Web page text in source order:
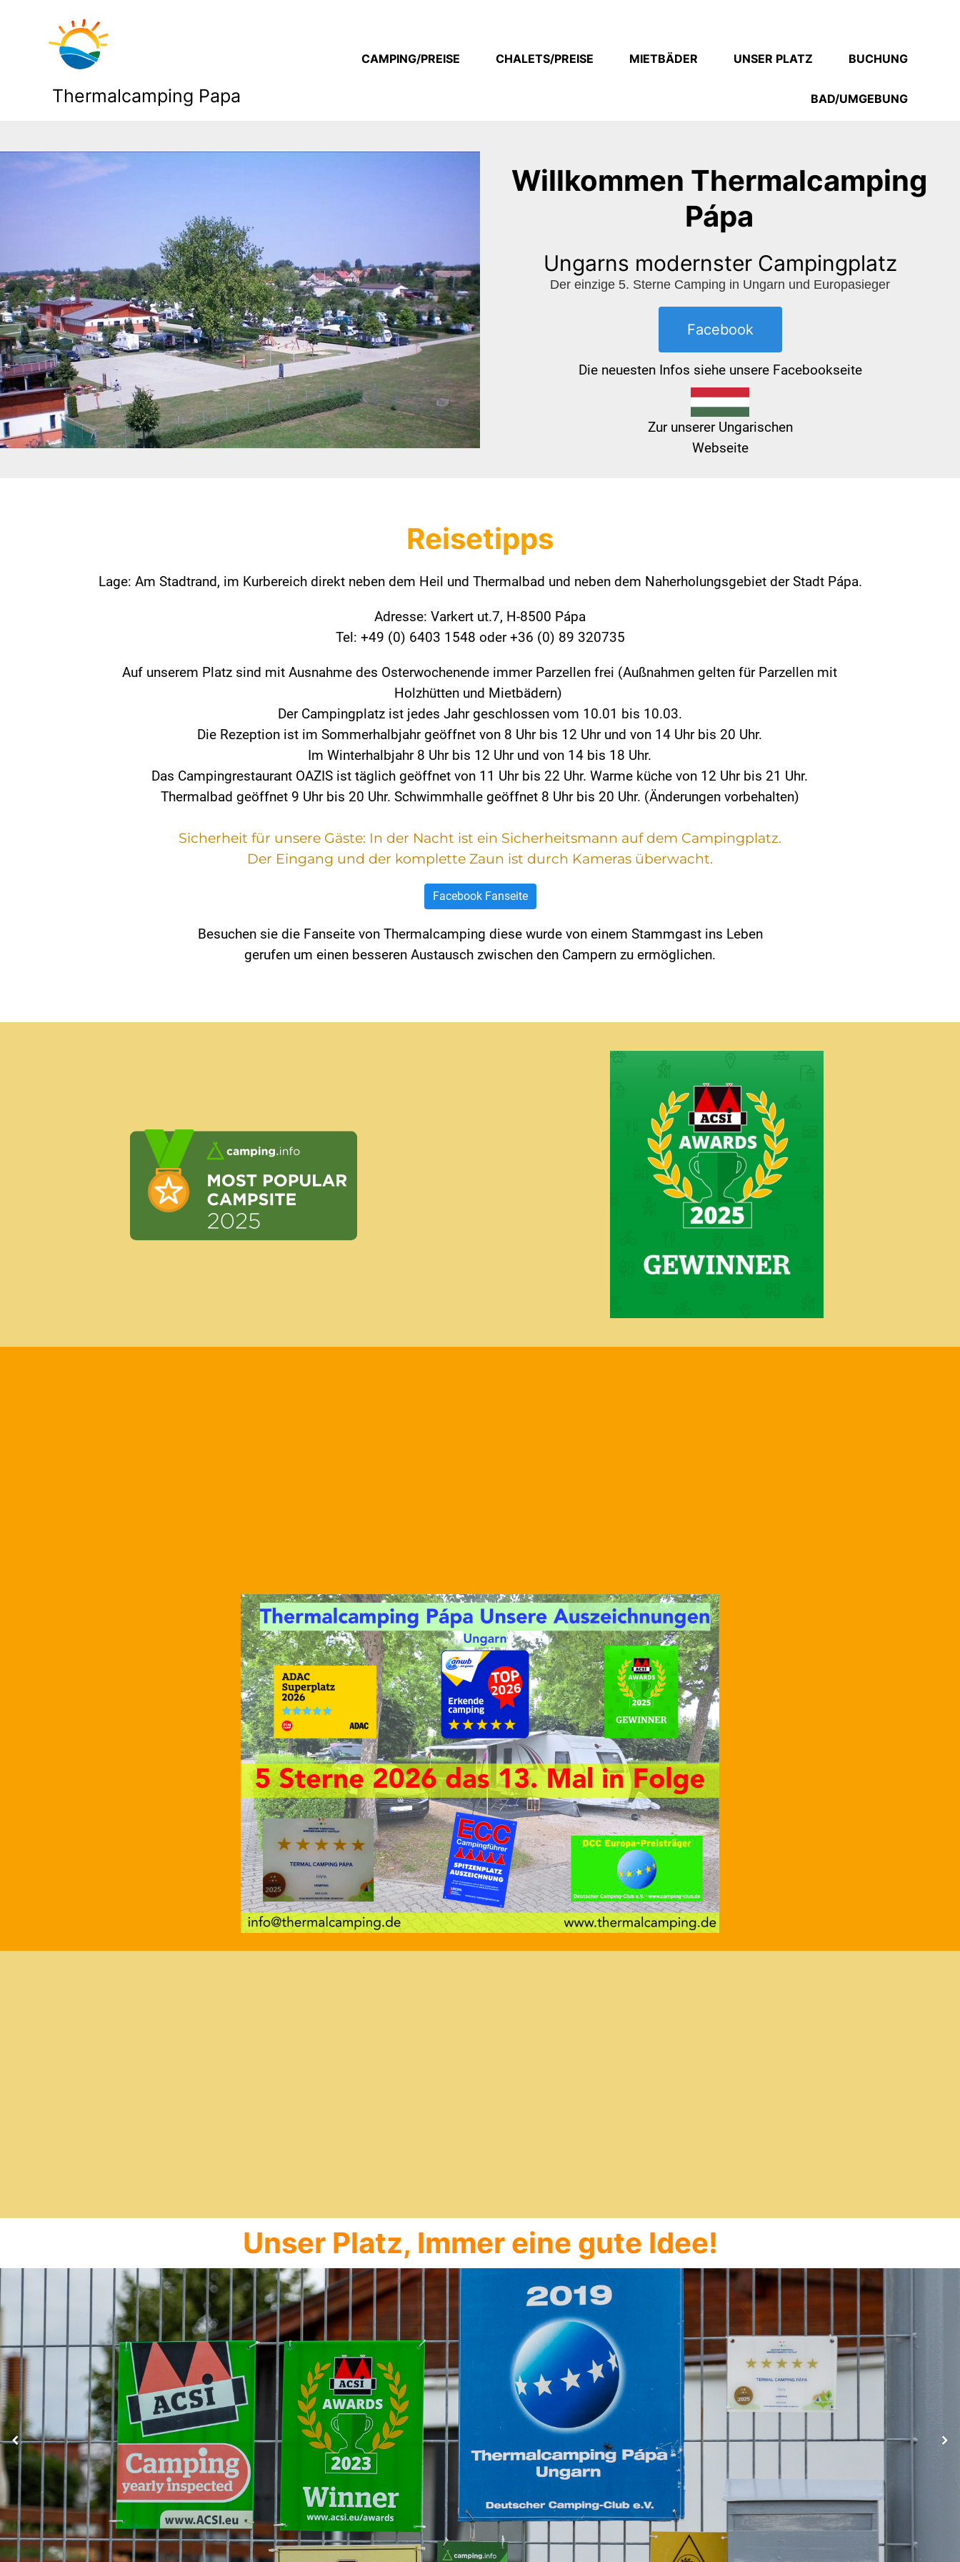
Thermalcamping Papa
CAMPING/PREISE CHALETS/PREISE MIETBÄDER UNSER PLATZ BUCHUNG
BAD/UMGEBUNG
Willkommen Thermalcamping
Pápa
Ungarns modernster Campingplatz
Der einzige 5. Sterne Camping in Ungarn und Europasieger
Facebook
Die neuesten Infos siehe unsere Facebookseite
Zur unserer Ungarischen
Webseite
Reisetipps
Lage: Am Stadtrand, im Kurbereich direkt neben dem Heil und Thermalbad und neben dem Naherholungsgebiet der Stadt Pápa.
Adresse: Varkert ut.7, H-8500 Pápa
Tel: +49 (0) 6403 1548 oder +36 (0) 89 320735
Auf unserem Platz sind mit Ausnahme des Osterwochenende immer Parzellen frei (Außnahmen gelten für Parzellen mit
Holzhütten und Mietbädern)
Der Campingplatz ist jedes Jahr geschlossen vom 10.01 bis 10.03.
Die Rezeption ist im Sommerhalbjahr geöffnet von 8 Uhr bis 12 Uhr und von 14 Uhr bis 20 Uhr.
Im Winterhalbjahr 8 Uhr bis 12 Uhr und von 14 bis 18 Uhr.
Das Campingrestaurant OAZIS ist täglich geöffnet von 11 Uhr bis 22 Uhr. Warme küche von 12 Uhr bis 21 Uhr.
Thermalbad geöffnet 9 Uhr bis 20 Uhr. Schwimmhalle geöffnet 8 Uhr bis 20 Uhr. (Änderungen vorbehalten)
Sicherheit für unsere Gäste: In der Nacht ist ein Sicherheitsmann auf dem Campingplatz.
Der Eingang und der komplette Zaun ist durch Kameras überwacht.
Facebook Fanseite
Besuchen sie die Fanseite von Thermalcamping diese wurde von einem Stammgast ins Leben
gerufen um einen besseren Austausch zwischen den Campern zu ermöglichen.
Unser Platz, Immer eine gute Idee!